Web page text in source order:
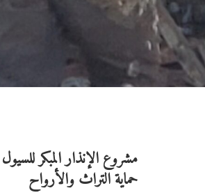
مشروع الإنذار المبكر
حماية التراث والأرواح